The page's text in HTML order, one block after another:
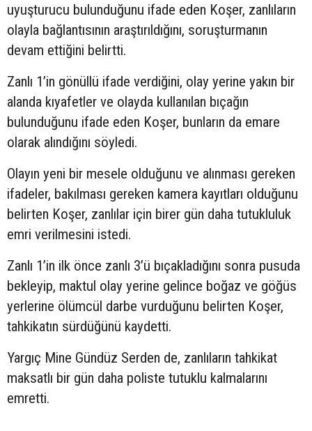
uyuşturucu bulunduğunu ifade eden Koşer, zanlıların
olayla bağlantısının araştırıldığını, soruşturmanın
devam ettiğini belirtti.
Zanlı 1’in gönüllü ifade verdiğini, olay yerine yakın bir
alanda kıyafetler ve olayda kullanılan bıçağın
bulunduğunu ifade eden Koşer, bunların da emare
olarak alındığını söyledi.
Olayın yeni bir mesele olduğunu ve alınması gereken
ifadeler, bakılması gereken kamera kayıtları olduğunu
belirten Koşer, zanlılar için birer gün daha tutukluluk
emri verilmesini istedi.
Zanlı 1’in ilk önce zanlı 3’ü bıçakladığını sonra pusuda
bekleyip, maktul olay yerine gelince boğaz ve göğüs
yerlerine ölümcül darbe vurduğunu belirten Koşer,
tahkikatın sürdüğünü kaydetti.
Yargıç Mine Gündüz Serden de, zanlıların tahkikat
maksatlı bir gün daha poliste tutuklu kalmalarını
emretti.